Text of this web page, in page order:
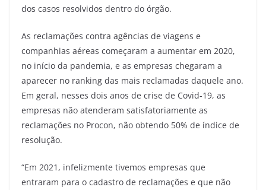
dos casos resolvidos dentro do órgão.
As reclamações contra agências de viagens e
companhias aéreas começaram a aumentar em 2020,
no início da pandemia, e as empresas chegaram a
aparecer no ranking das mais reclamadas daquele ano.
Em geral, nesses dois anos de crise de Covid-19, as
empresas não atenderam satisfatoriamente as
reclamações no Procon, não obtendo 50% de índice de
resolução.
“Em 2021, infelizmente tivemos empresas que
entraram para o cadastro de reclamações e que não